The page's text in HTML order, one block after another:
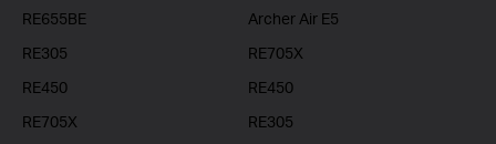
RE655BE
Archer Air E5
RE305
RE705X
RE450
RE450
RE705X
RE305